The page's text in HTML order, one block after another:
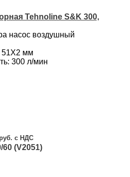
Tehnoline S&K 300,
насос воздушный
51Х2 мм
300 л/мин
60 (V2051)